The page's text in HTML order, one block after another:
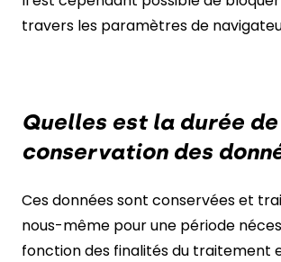
travers les paramètres de
Quelles est la durée de
conservation des
Ces données sont conservées et
nous-même pour une période
fonction des finalités du traitement